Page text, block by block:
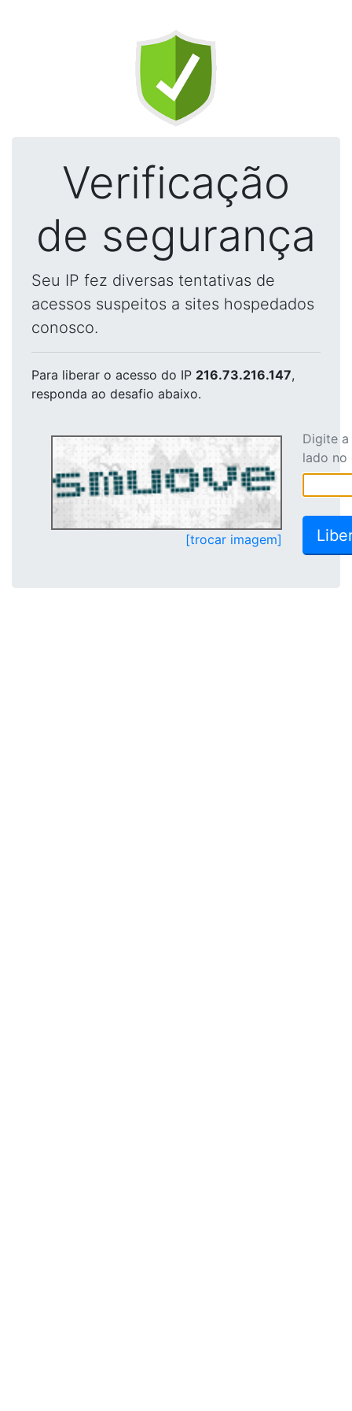
Verificação
de segurança
Seu IP fez diversas tentativas de
acessos suspeitos a sites hospedados
conosco.
Para liberar o acesso do IP 216.73.216.147,
responda ao desafio abaixo.
[trocar imagem]
Digite
lado no